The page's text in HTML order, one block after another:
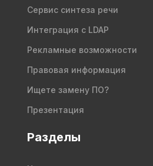
Сервис синтеза речи
Интеграция с LDAP
Рекламные возможности
Правовая информация
Ищете замену ПО?
Презентация
Разделы